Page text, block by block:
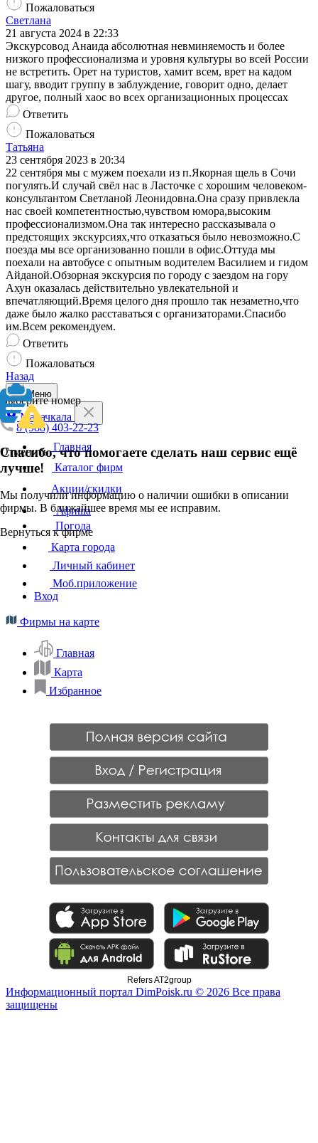
Пожаловаться
Светлана
21 августа 2024 в 22:33
Экскурсовод Анаида абсолютная невминяемость и более
низкого профессионализма и уровня культуры во всей России
не встретить. Орет на туристов, хамит всем, врет на кадом
шагу, вводит группу в заблуждение, говорит одно, делает
другое, полный хаос во всех организационных процессах
Ответить
Пожаловаться
Татьяна
23 сентября 2023 в 20:34
22 сентября мы с мужем поехали из п.Якорная щель в Сочи
погулять.И случай свёл нас в Ласточке с хорошим человеком-
консультантом Светланой Леонидовна.Она сразу привлекла
нас своей компетентностью,чувством юмора,высоким
профессионализмом.Она так интересно рассказывала о
предстоящих экскурсиях,что отказаться было невозможно.С
поезда мы все организованно пошли в офис.Оттуда мы
поехали на автобусе с опытным водителем Василием и гидом
Айданой.Обзорная экскурсия по городу с заездом на гору
Ахун оказалась действительно увлекательной и
впечатляющий.Время целого дня прошло так незаметно,что
даже было жалко расставаться с организаторами.Спасибо
им.Всем рекомендуем.
Ответить
Пожаловаться
Назад
Выберите номер
8 (988) 403-22-23
Отменить
Спасибо, что помогаете сделать наш сервис ещё
лучше!
Мы получили информацию о наличии ошибки в описании
фирмы. В ближайшее время мы ее исправим.
Вернуться к фирме
Меню
Махачкала
Главная
Каталог фирм
Акции/скидки
Афиша
Погода
Карта города
Личный кабинет
Моб.приложение
Вход
Фирмы на карте
Главная
Карта
Избранное
Refers AT2group
Информационный портал DimPoisk.ru © 2026 Все права
защищены